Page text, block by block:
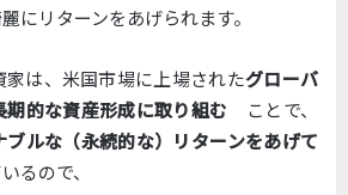
にリターンをあげられます。
は、米国市場に上場されたグローバ
的な資産形成に取り組む ことで、
ブルな（永続的な）リターンをあげて
るので、